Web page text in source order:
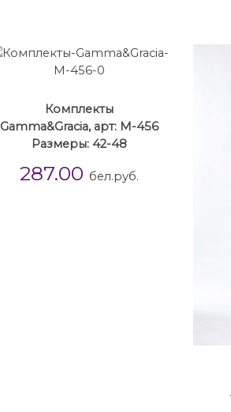
Комплекты
Gamma&Gracia, арт: М-456
Размеры: 42-48
287.00 бел.руб.